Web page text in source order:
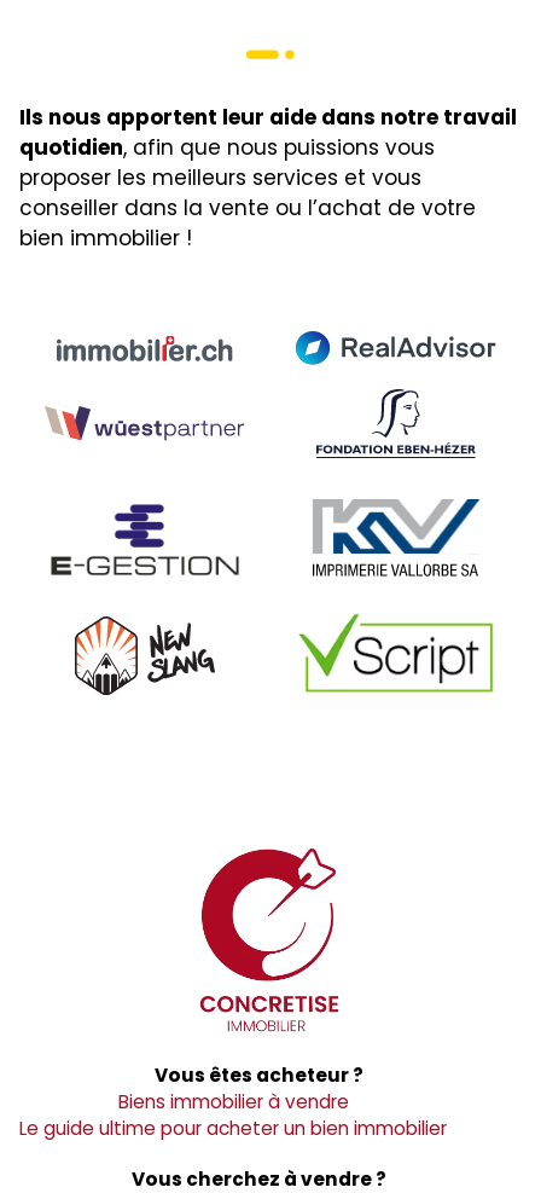
Ils nous apportent leur aide dans notre travail
quotidien, afin que nous puissions vous
proposer les meilleurs services et vous
conseiller dans la vente ou l’achat de votre
bien immobilier !
Vous êtes acheteur ?
Biens immobilier à vendre
Le guide ultime pour acheter un bien immobilier
Vous cherchez à vendre ?